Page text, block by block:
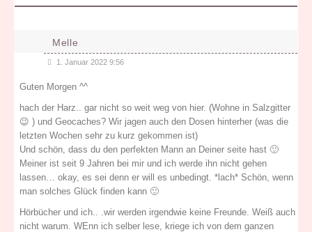
Melle
1. Januar 2022 9:56
Guten Morgen ^^
hach der Harz.. gar nicht so weit weg von hier. (Wohne in Salzgitter
😉 ) und Geocaches? Wir jagen auch den Dosen hinterher (was die
letzten Wochen sehr zu kurz gekommen ist)
Und schön, dass du den perfekten Mann an Deiner seite hast 🙂
Meiner ist seit 9 Jahren bei mir und ich werde ihn nicht gehen
lassen… okay, es sei denn er will es unbedingt. *lach* Schön, wenn
man solches Glück finden kann 🙂
Hörbücher und ich.. .wir werden irgendwie keine Freunde. Weiß auch
nicht warum. WEnn ich selber lese, kriege ich von dem ganzen